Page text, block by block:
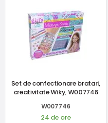
Set de confectionare bratari,
creativitate Wiky, W007746
W007746
24 de ore